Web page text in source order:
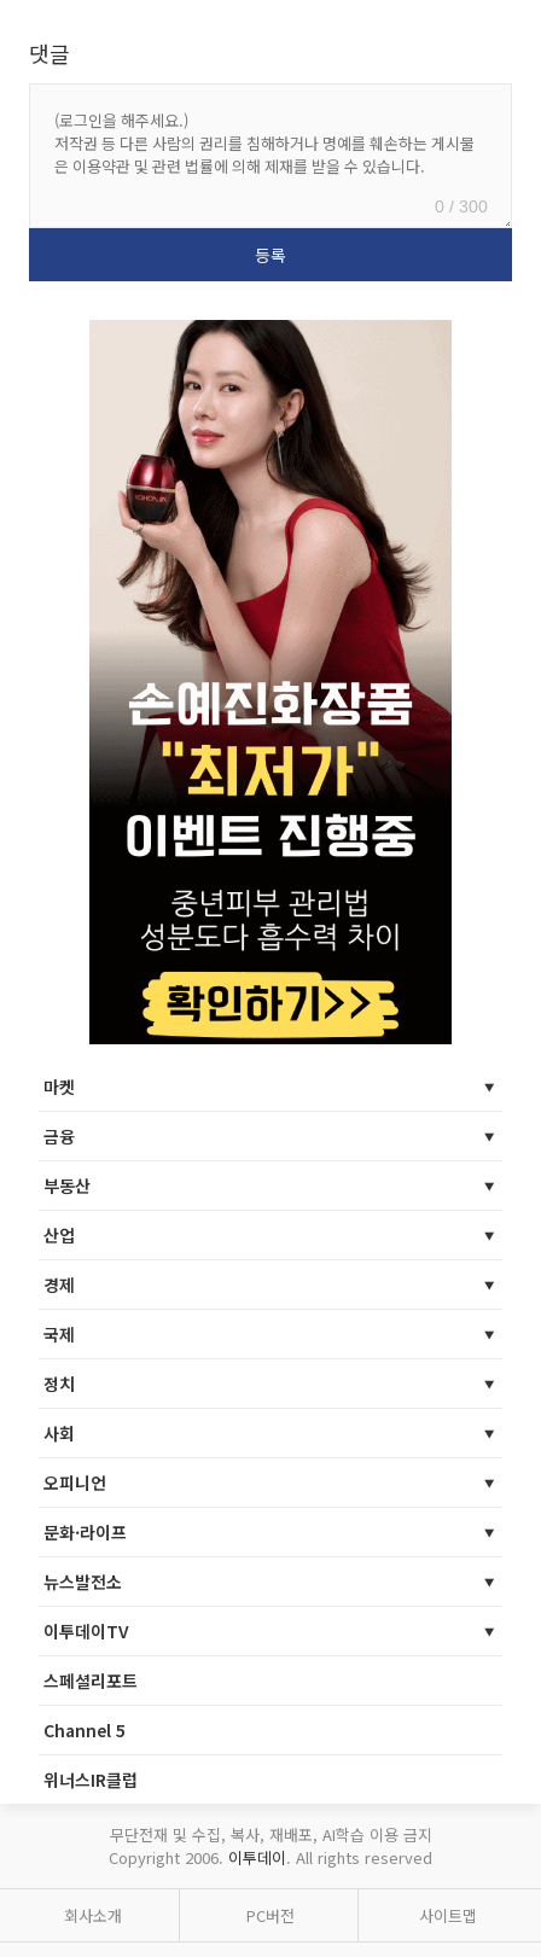
댓글
0 / 300
마켓
금융
부동산
산업
경제
국제
정치
사회
오피니언
문화·라이프
뉴스발전소
이투데이TV
스페셜리포트
Channel 5
위너스IR클럽
무단전재 및 수집, 복사, 재배포, AI학습 이용 금지
Copyright 2006. 이투데이. All rights reserved
회사소개 PC버전 사이트맵